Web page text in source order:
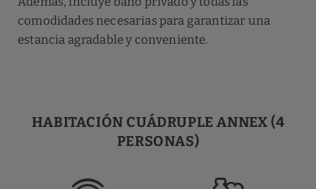
comodidades necesarias para garantizar una
estancia agradable y conveniente.
HABITACIÓN CUÁDRUPLE ANNEX (4
PERSONAS)